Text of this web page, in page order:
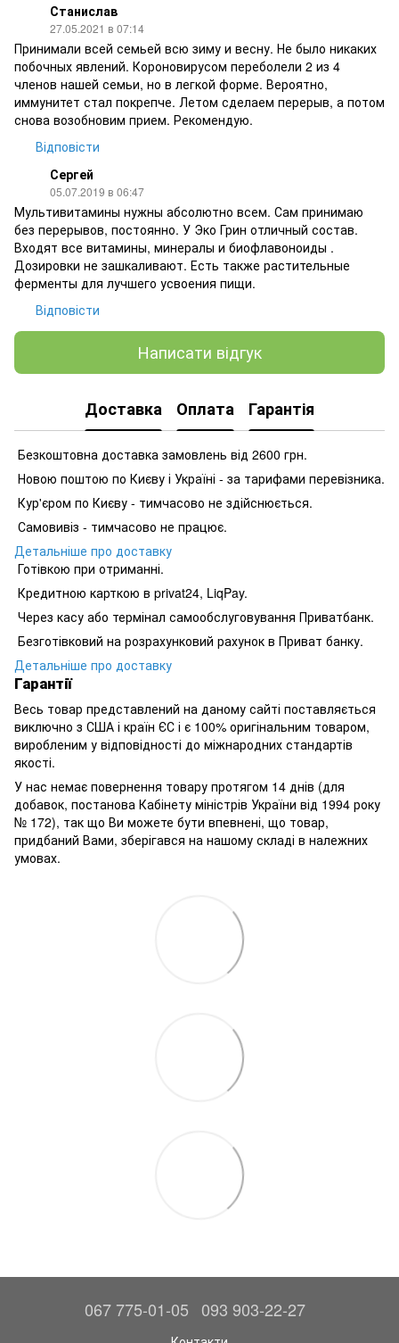
Станислав
27.05.2021 в 07:14
Принимали всей семьей всю зиму и весну. Не было никаких
побочных явлений. Короновирусом переболели 2 из 4
членов нашей семьи, но в легкой форме. Вероятно,
иммунитет стал покрепче. Летом сделаем перерыв, а потом
снова возобновим прием. Рекомендую.
Відповісти
Сергей
05.07.2019 в 06:47
Мультивитамины нужны абсолютно всем. Сам принимаю
без перерывов, постоянно. У Эко Грин отличный состав.
Входят все витамины, минералы и биофлавоноиды .
Дозировки не зашкаливают. Есть также растительные
ферменты для лучшего усвоения пищи.
Відповісти
Написати відгук
Доставка Оплата Гарантія
Безкоштовна доставка замовлень від 2600 грн.
Новою поштою по Києву і Україні - за тарифами перевізника.
Кур'єром по Києву - тимчасово не здійснюється.
Самовивіз - тимчасово не працює.
Детальніше про доставку
Готівкою при отриманні.
Кредитною карткою в privat24, LiqPay.
Через касу або термінал самообслуговування Приватбанк.
Безготівковий на розрахунковий рахунок в Приват банку.
Детальніше про доставку
Гарантії
Весь товар представлений на даному сайті поставляється
виключно з США і країн ЄС і є 100% оригінальним товаром,
виробленим у відповідності до міжнародних стандартів
якості.
У нас немає повернення товару протягом 14 днів (для
добавок, постанова Кабінету міністрів України від 1994 року
№ 172), так що Ви можете бути впевнені, що товар,
придбаний Вами, зберігався на нашому складі в належних
умовах.
067 775-01-05 093 903-22-27